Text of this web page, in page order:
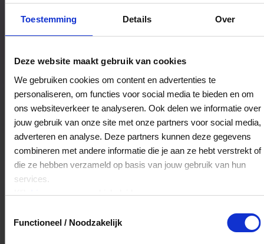
Toestemming Details Over
Deze website maakt gebruik van cookies
We gebruiken cookies om content en advertenties te
personaliseren, om functies voor social media te bieden en om
ons websiteverkeer te analyseren. Ook delen we informatie over
jouw gebruik van onze site met onze partners voor social media,
adverteren en analyse. Deze partners kunnen deze gegevens
combineren met andere informatie die je aan ze hebt verstrekt of
die ze hebben verzameld op basis van jouw gebruik van hun
services.
Klikhiervoor ons cookiebeleid.
Functioneel / Noodzakelijk
Bestedingslocaties
DA Michelle
Troelstralaan 17
2624ET Delft
Veelgestelde Vragen
Het volledige saldo op de VVV cadeaukaart